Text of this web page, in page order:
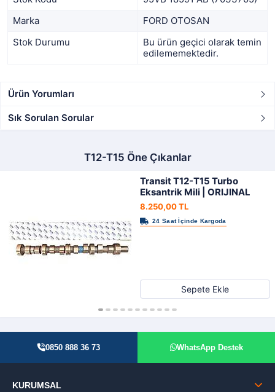
Marka
FORD OTOSAN
Stok Durumu
Bu ürün geçici olarak temin
edilememektedir.
Ürün Yorumları
Sık Sorulan Sorular
T12-T15 Öne Çıkanlar
Transit T12-T15 Turbo
Eksantrik Mili | ORIJINAL
8.250,00 TL
Sepete Ekle
0850 888 36 73 WhatsApp Destek
KURUMSAL